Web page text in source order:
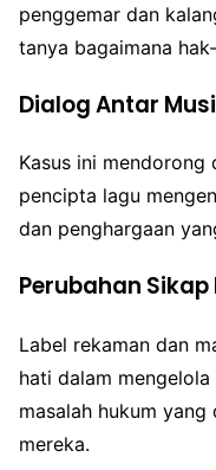
penggemar dan
tanya bagaimana
Dialog Antar
Kasus ini
pencipta lagu
dan penghargaan
Perubahan
Label rekaman dan
hati dalam
masalah hukum
mereka.